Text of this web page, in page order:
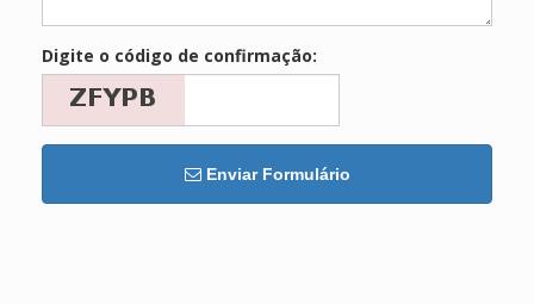
Digite o código de confirmação:
Enviar Formulário